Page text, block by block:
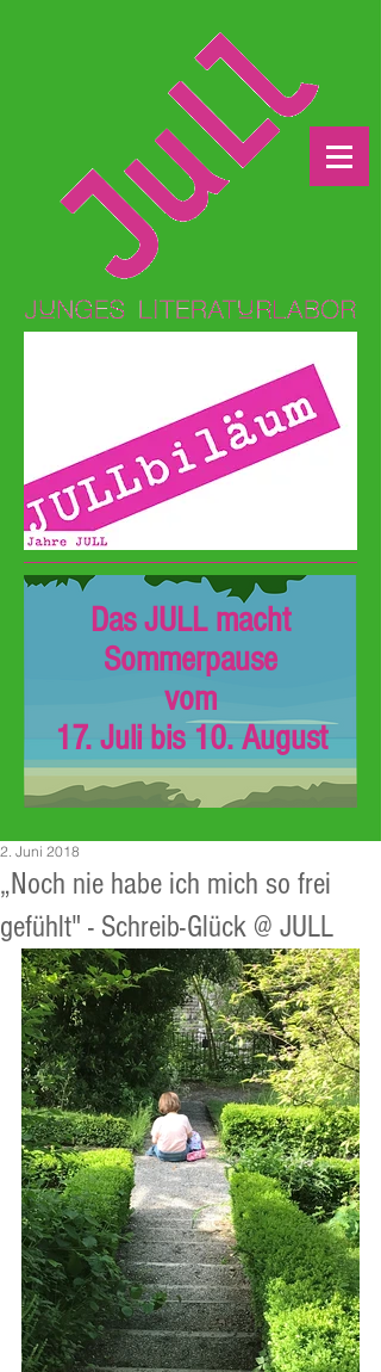
Das JULL macht
Sommerpause
vom
17. Juli bis 10. August
„Noch nie habe ich mich so frei
gefühlt" - Schreib-Glück @ JULL
2. Juni 2018